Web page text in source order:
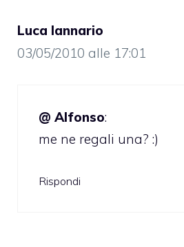
Luca Iannario
03/05/2010 alle 17:01
@ Alfonso:
me ne regali una? :)
Rispondi